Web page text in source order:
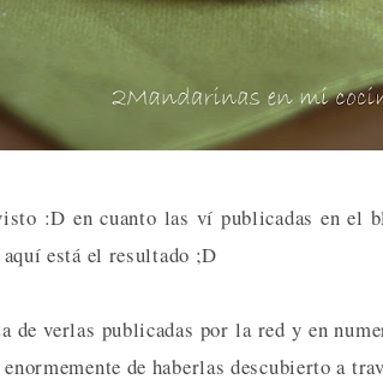
:D en cuanto las ví publicadas en el
está el resultado ;D
de verlas publicadas por la red y en
de haberlas descubierto a